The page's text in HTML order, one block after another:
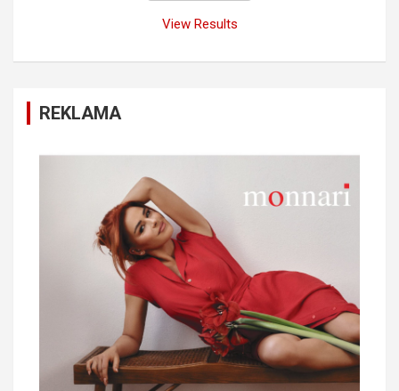
View Results
REKLAMA